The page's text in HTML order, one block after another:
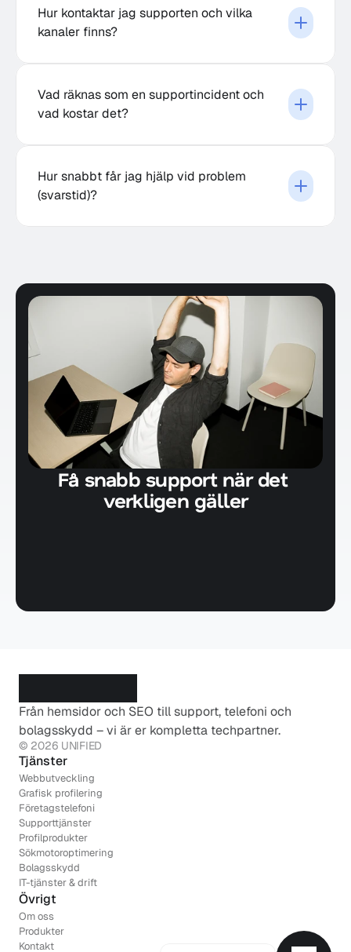
Hur kontaktar jag supporten och vilka
kanaler finns?
Vad räknas som en supportincident och
vad kostar det?
Hur snabbt får jag hjälp vid problem
(svarstid)?
Få snabb support när det
verkligen gäller
Från hemsidor och SEO till support, telefoni och
bolagsskydd – vi är er kompletta techpartner.
© 2026 UNIFIED
Tjänster
Webbutveckling
Grafisk profilering
Företagstelefoni
Supporttjänster
Profilprodukter
Sökmotoroptimering
Bolagsskydd
IT-tjänster & drift
Övrigt
Om oss
Produkter
Kontakt